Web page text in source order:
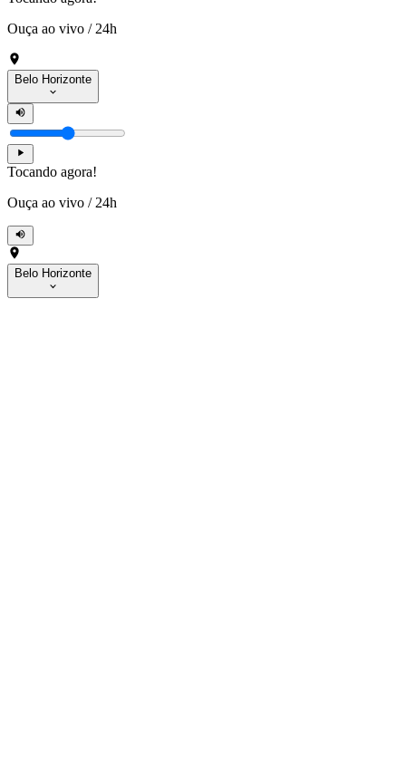
Ouça ao vivo / 24h
Belo Horizonte
Tocando agora!
Ouça ao vivo / 24h
Belo Horizonte